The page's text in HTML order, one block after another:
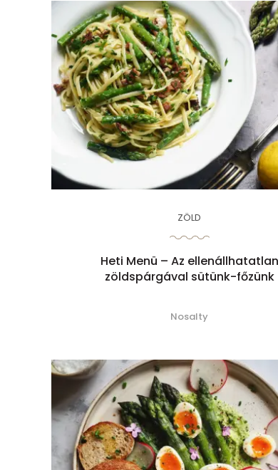
ZÖLD
Heti Menü – Az ellenállhatatlan
zöldspárgával sütünk-főzünk
Nosalty